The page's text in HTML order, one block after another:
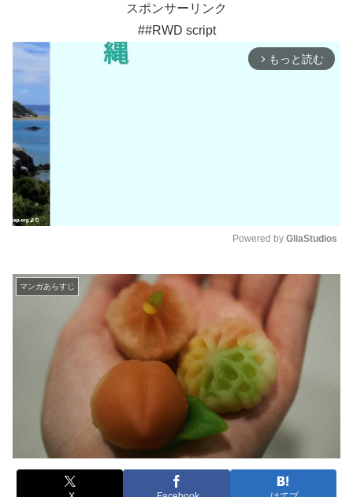
スポンサーリンク
##RWD script
arrow_forward_ios もっと読む
Powered by GliaStudios
マンガあらすじ